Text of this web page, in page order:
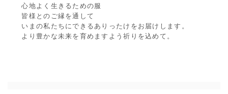
心地よく生きるための服
皆様とのご縁を通して
いまの私たちにできるありったけをお届けします。
より豊かな未来を育めますよう祈りを込めて。